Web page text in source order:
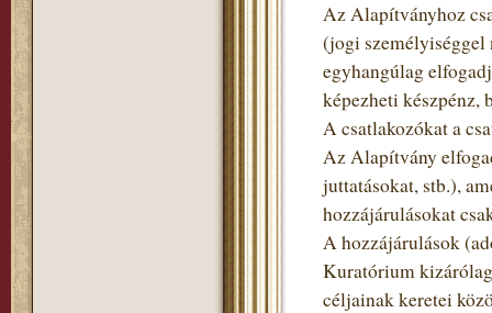
Az Alapítványhoz
(jogi személyiséggel
egyhangúlag
képezheti készpénz,
A csatlakozókat a
Az Alapítvány
juttatásokat, stb.),
hozzájárulásokat
A hozzájárulások
Kuratórium
céljainak keretei